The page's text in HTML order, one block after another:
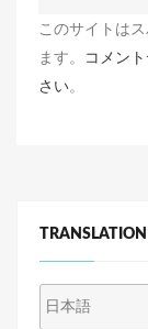
このサイトは
ます。
コメン
さい。
TRANSLATION